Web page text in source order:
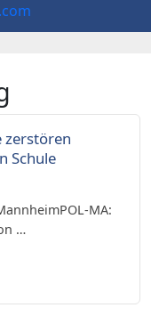
zerstören
Schule
MA:
…